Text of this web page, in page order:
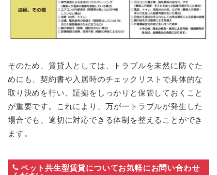
そのため、賃貸人としては、トラブルを未然に防ぐた
めにも、契約書や入居時のチェックリストで具体的な
取り決めを行い、証拠をしっかりと保管しておくこと
が重要です。これにより、万が一トラブルが発生した
場合でも、適切に対応できる体制を整えることができ
ます。
ペット共生型賃貸についてお気軽にお問い合わせ